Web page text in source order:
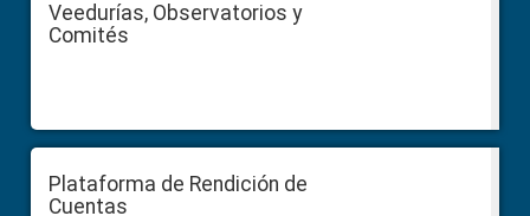
Veedurías, Observatorios y
Comités
Plataforma de Rendición de
Cuentas